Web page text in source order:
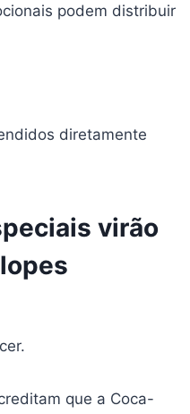
podem distribuir
diretamente
virão
que a Coca-